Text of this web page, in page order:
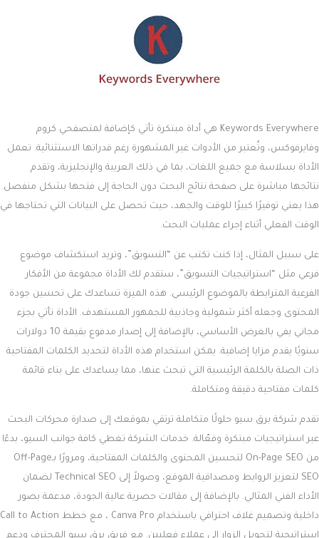
Keywords Everywhere هي أداة مبتكرة تأتي كإضافة لمتصفحي كروم
وفايرفوكس، وتُعتبر من الأدوات غير المشهورة رغم قدراتها الاستثنائية. تعمل
الأداة بسلاسة مع جميع اللغات، بما في ذلك العربية والإنجليزية، وتقدم
نتائجها مباشرة على صفحة نتائج البحث دون الحاجة إلى فتحها بشكل منفصل.
هذا يعني توفيرًا كبيرًا للوقت والجهد، حيث تحصل على البيانات التي تحتاجها في
الوقت الفعلي أثناء إجراء عمليات البحث.
على سبيل المثال، إذا كنت تكتب عن “التسويق”، وتريد استكشاف موضوع
فرعي مثل “استراتيجيات التسويق”، ستقدم لك الأداة مجموعة من الأفكار
الفرعية المترابطة بالموضوع الرئيسي. هذه الميزة تساعدك على تحسين جودة
المحتوى وجعله أكثر شمولية وجاذبية للجمهور المستهدف. الأداة تأتي بجزء
مجاني يفي بالغرض الأساسي، بالإضافة إلى إصدار مدفوع بقيمة 10 دولارات
سنويًا يقدم مزايا إضافية. يمكن استخدام هذه الأداة لتحديد الكلمات المفتاحية
ذات الصلة بالكلمة الرئيسية التي تبحث عنها، مما يساعدك على بناء قائمة
كلمات مفتاحية دقيقة ومتكاملة.
تقدم شركة برق سيو حلولًا متكاملة ترتقي بموقعك إلى صدارة محركات البحث
عبر استراتيجيات مبتكرة وفعّالة. خدمات الشركة تغطي كافة جوانب السيو، بدءًا
من On-Page SEO لتحسين المحتوى والكلمات المفتاحية، ومرورًا بـOff-Page
SEO لتعزيز الروابط ومصداقية الموقع، وصولاً إلى Technical SEO لضمان
الأداء الفني المثالي. بالإضافة إلى مقالات حصرية عالية الجودة، مدعمة بصور
داخلية وتصميم غلاف احترافي باستخدام Canva Pro ، مع خطط Call to Action
استراتيجية لتحويل الزوار إلى عملاء فعليين. مع فريق برق سيو المحترف ودعم